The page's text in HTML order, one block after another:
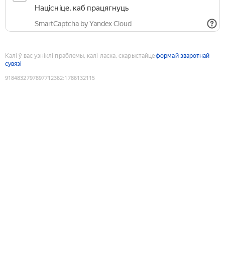
Націсніце, каб працягнуць
SmartCaptcha by Yandex Cloud
Калі ў вас узніклі праблемы, калі ласка, скарыстайцеформай зваротнай
сувязі
9184832797897712362:1786132115